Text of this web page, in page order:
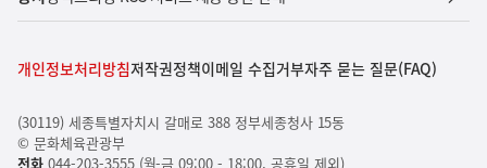
개인정보처리방침저작권정책이메일 수집거부자주 묻는 질문(FAQ)
(30119) 세종특별자치시 갈매로 388 정부세종청사 15동
© 문화체육관광부
전화044-203-3555 (월-금 09:00 - 18:00, 공휴일 제외)